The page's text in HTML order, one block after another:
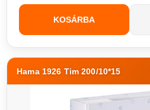
KOSÁRBA
Hama 1926 Tim 200/10*15